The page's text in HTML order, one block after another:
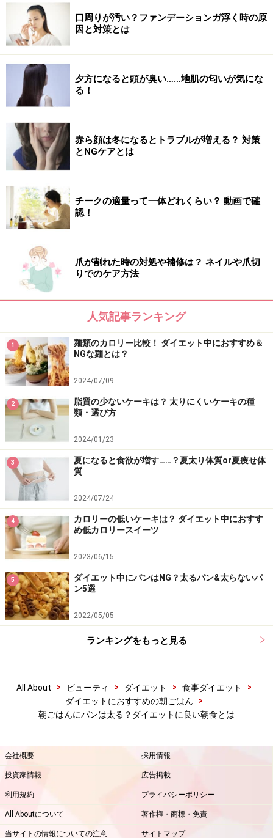
朝ごはんのパンが太る理由3：朝の腸の吸収
の良さ
朝は、前日の夕食から10時間近くたっているため、胃腸
が空になっています。つまり、食べ物を良く吸収すると
いうことです。
例えば、水をすでに含んでいるスポンジは水を吸わない
のに対し、乾いたスポンジは水をぐんぐん吸収します。
それと同じで、朝は空っぽの腸に食べ物を送りこむわけ
ですから、栄養素をぐんぐん吸収するのです。脂質の多
いパンの朝食が太りやすいのは、腸の吸収の良さも関係
しているのです。
BMI25以上の人はパンを食べている、が約
半数
以上の理由を踏まえると、ダイエットに効果があるのは
ご飯食。ご飯なら、魚や煮物、納豆などヘルシーなおか
ずとの組み合わせも増え、食品に偏りが出にくくなるの
で栄養バランスも整います。
実際に、日本肥満学会が定義した肥満の基準である
BMI25以上の方に「基本的に朝食の主食は何を食べてい
ますか？」というアンケートを取ったところ、48％がパ
ンで、約半数にまで至りました。
ちなみにご飯と答えた人は18％、麺類は11％でした。一
方、BMI22以下の体重が標準以下の人の場合は、67％が
こと
ダイエットに良いのはご飯といっても、たまにはパンだ
って食べたくなりますよね。我慢するダイエットではス
口周りが汚い？ファンデーションガ浮く時の原
因と対策とは
夕方になると頭が臭い……地肌の匂いが気にな
る！
赤ら顔は冬になるとトラブルが増える？ 対策
とNGケアとは
チークの適量って一体どれくらい？ 動画で確
認！
爪が割れた時の対処や補修は？ ネイルや爪切
りでのケア方法
人気記事ランキング
1
麺類のカロリー比較！ ダイエット中におすすめ＆
NGな麺とは？
2024/07/09
2
脂質の少ないケーキは？ 太りにくいケーキの種
類・選び方
2024/01/23
3
夏になると食欲が増す……？夏太り体質or夏痩せ体
質
2024/07/24
4
カロリーの低いケーキは？ ダイエット中におすす
め低カロリースイーツ
2023/06/15
5
ダイエット中にパンはNG？太るパン&太らないパ
ン5選
2022/05/05
ランキングをもっと見る
All About > ビューティ > ダイエット > 食事ダイエット
>
ダイエットにおすすめの朝ごはん
>
朝ごはんにパンは太る？ダイエットに良い朝食とは
会社概要 採用情報
投資家情報 広告掲載
利用規約 プライバシーポリシー
All Aboutについて 著作権・商標・免責
当サイトの情報についての注意 サイトマップ